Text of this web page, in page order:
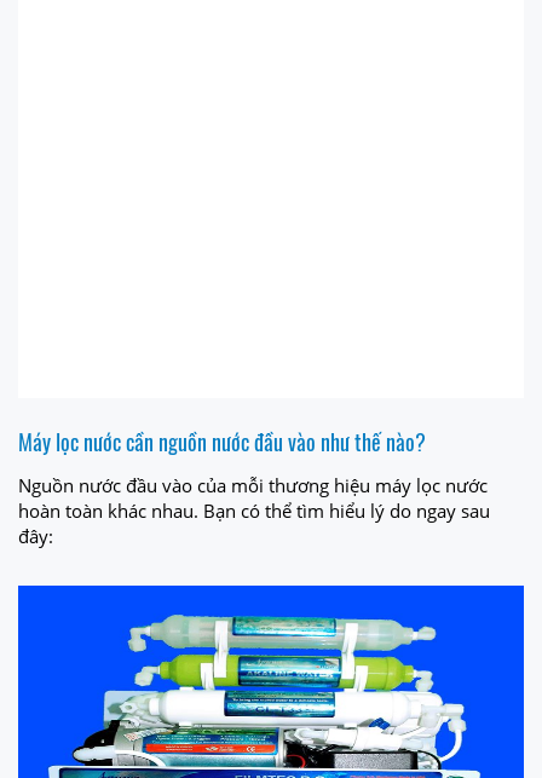
Máy lọc nước cần nguồn nước đầu vào như thế nào?
Nguồn nước đầu vào của mỗi thương hiệu máy lọc nước
hoàn toàn khác nhau. Bạn có thể tìm hiểu lý do ngay sau
đây: